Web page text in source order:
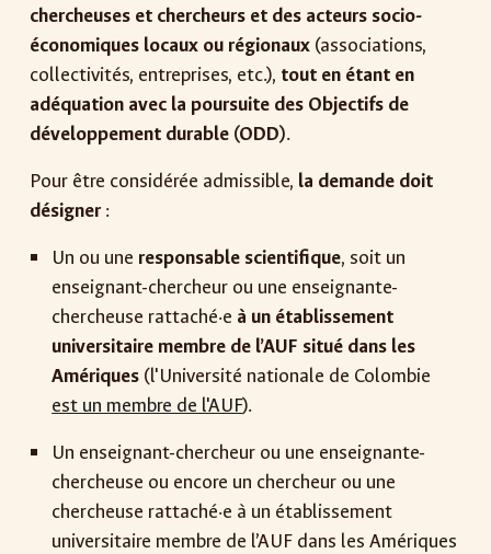
chercheuses et chercheurs et des acteurs socio-
économiques locaux ou régionaux (associations,
collectivités, entreprises, etc.), tout en étant en
adéquation avec la poursuite des Objectifs de
développement durable (ODD).
Pour être considérée admissible, la demande doit
désigner:
Un ou une responsable scientifique, soit un
enseignant-chercheur ou une enseignante-
chercheuse rattaché·e à un établissement
universitaire membre de l’AUF situé dans les
Amériques (l'Université nationale de Colombie
est un membre de l'AUF).
Un enseignant-chercheur ou une enseignante-
chercheuse ou encore un chercheur ou une
chercheuse rattaché·e à un établissement
universitaire membre de l’AUF dans les Amériques